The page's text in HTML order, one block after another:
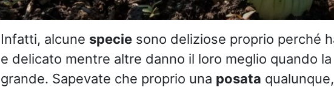
Infatti, alcune speciesono deliziose proprio perché
e delicato mentre altre danno il loro meglio quando
grande. Sapevate che proprio una posata